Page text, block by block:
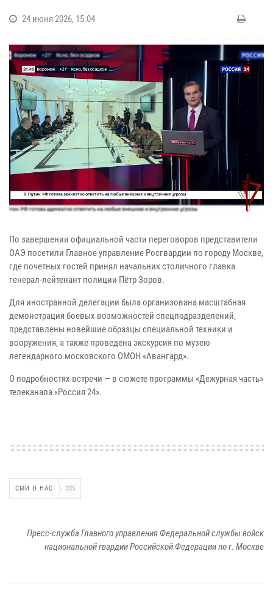
24 июня 2026, 15:04
По завершении официальной части переговоров представители
ОАЭ посетили Главное управление Росгвардии по городу Москве,
где почетных гостей принял начальник столичного главка
генерал-лейтенант полиции Пётр Зоров.
Для иностранной делегации была организована масштабная
демонстрация боевых возможностей спецподразделений,
представлены новейшие образцы специальной техники и
вооружения, а также проведена экскурсия по музею
легендарного московского ОМОН «Авангард».
О подробностях встречи — в сюжете программы «Дежурная часть»
телеканала «Россия 24».
СМИ О НАС 335
Пресс-служба Главного управления Федеральной службы войск
национальной гвардии Российской Федерации по г. Москве